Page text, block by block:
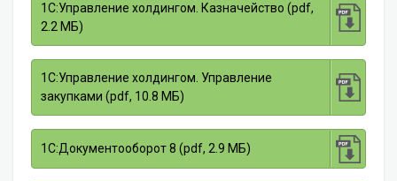
1С:Управление холдингом. Казначейство (pdf,
2.2 МБ)
1С:Управление холдингом. Управление
закупками (pdf, 10.8 МБ)
1С:Документооборот 8 (pdf, 2.9 МБ)